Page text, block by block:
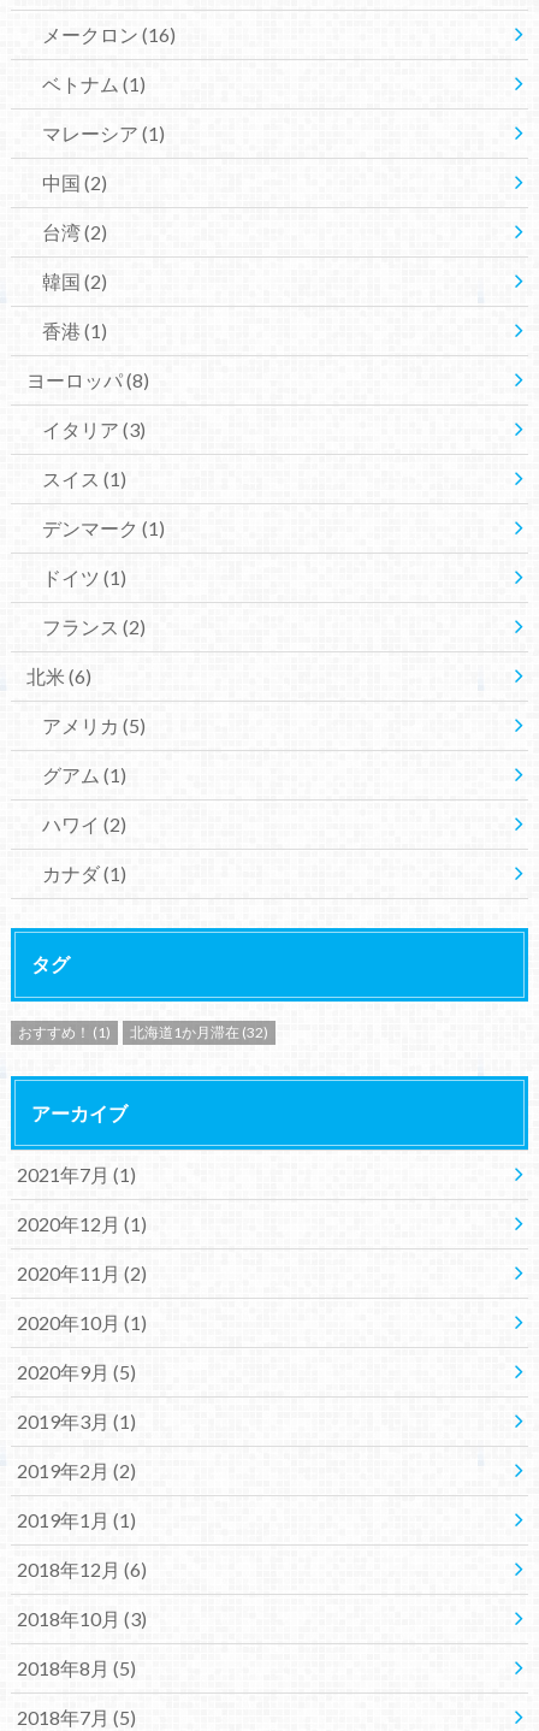
メークロン (16)
ベトナム (1)
マレーシア (1)
中国 (2)
台湾(2)
韓国 (2)
香港 (1)
ヨーロッパ(8)
イタリア (3)
スイス (1)
デンマーク (1)
ドイツ (1)
フランス (2)
北米 (6)
アメリカ (5)
グアム (1)
ハワイ (2)
カナダ(1)
タグ
おすすめ！ (1) 北海道1か月滞在 (32)
アーカイブ
2021年7月 (1)
2020年12月 (1)
2020年11月 (2)
2020年10月 (1)
2020年9月 (5)
2019年3月 (1)
2019年2月 (2)
2019年1月 (1)
2018年12月 (6)
2018年10月 (3)
2018年8月 (5)
2018年7月 (5)